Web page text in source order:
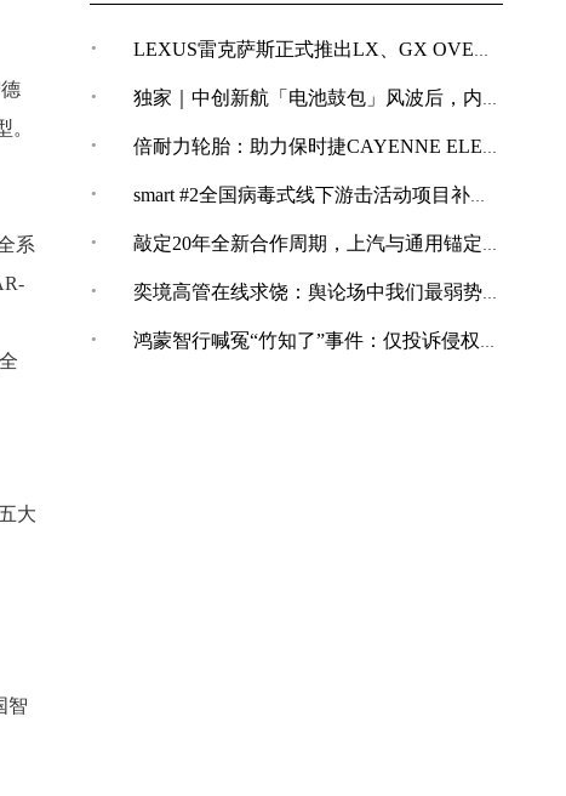
系
大
智
· LEXUS雷克萨斯正式推出LX、GX OVERTRAIL“黑马藏金版”车型
· 独家｜中创新航「电池鼓包」风波后，内部紧急开展技术改革
· 倍耐力轮胎：助力保时捷CAYENNE ELECTRIC创纪录加速表现
· smart #2全国病毒式线下游击活动项目补充公告
· 敲定20年全新合作周期，上汽与通用锚定“智电+全球化”合作新境
· 奕境高管在线求饶：舆论场中我们最弱势，打不还手骂不能还口
· 鸿蒙智行喊冤“竹知了”事件：仅投诉侵权内容，共下架144条！